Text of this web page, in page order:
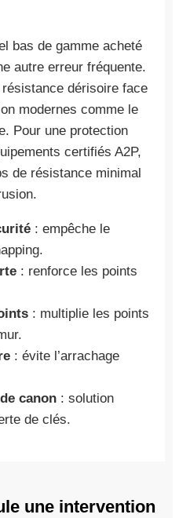
bas de gamme acheté
autre erreur fréquente.
dérisoire face
modernes comme le
Pour une protection
certifiés A2P,
de résistance minimal
: empêche le
: renforce les points
: multiplie les points
: évite l’arrachage
canon : solution
de clés.
une intervention